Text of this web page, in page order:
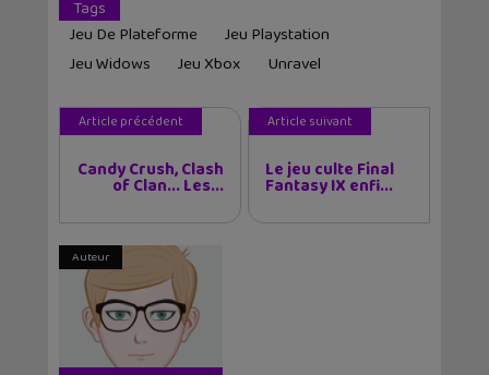
Tags
Jeu De Plateforme
Jeu Playstation
Jeu Widows
Jeu Xbox Unravel
Article précédent
Candy Crush, Clash
of Clan... Les...
Article suivant
Le jeu culte Final
Fantasy IX enfi...
Auteur